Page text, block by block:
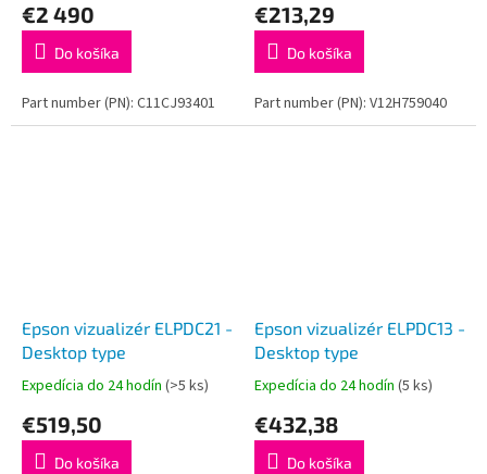
€2 490
Do košíka
Part number (PN): C11CJ93401
€213,29
Do košíka
Part number (PN): V12H759040
Epson vizualizér ELPDC21 -
Desktop type
Expedícia do 24 hodín (>5 ks)
€519,50
Do košíka
Epson vizualizér ELPDC13 -
Desktop type
Expedícia do 24 hodín (5 ks)
€432,38
Do košíka